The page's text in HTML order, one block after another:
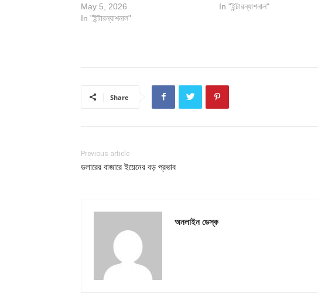
May 5, 2026
In "ইন্টারন্যাশনাল"
In "ইন্টারন্যাশনাল"
Share
Previous article
ডলারের বাজারে ইয়েনের বড় প্রভাব
অনলাইন ডেস্ক